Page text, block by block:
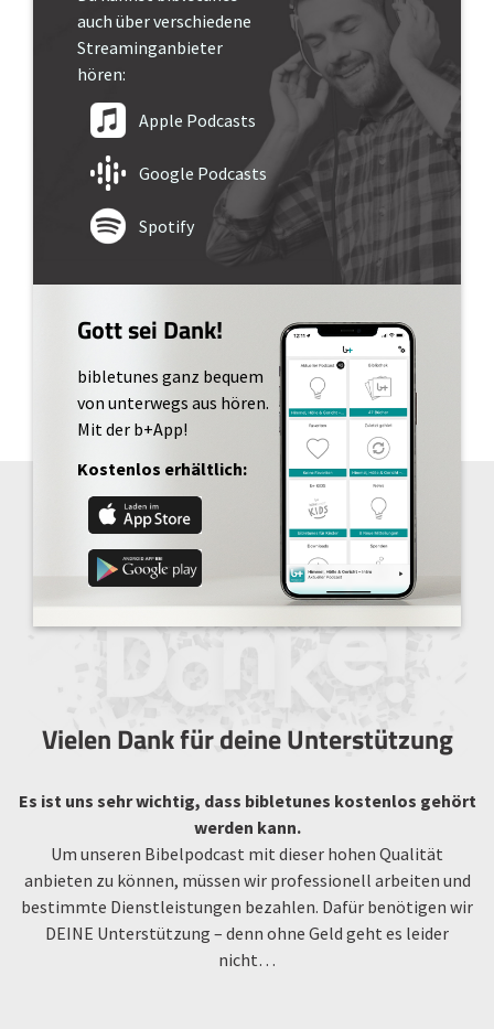
auch über verschiedene
Streaminganbieter
hören:
Apple Podcasts
Google Podcasts
Spotify
Gott sei Dank!
bibletunes ganz bequem
von unterwegs aus hören.
Mit der b+App!
Kostenlos erhältlich:
Vielen Dank für deine Unterstützung
Es ist uns sehr wichtig, dass bibletunes kostenlos gehört
werden kann.
Um unseren Bibelpodcast mit dieser hohen Qualität
anbieten zu können, müssen wir professionell arbeiten und
bestimmte Dienstleistungen bezahlen. Dafür benötigen wir
DEINE Unterstützung – denn ohne Geld geht es leider
nicht…